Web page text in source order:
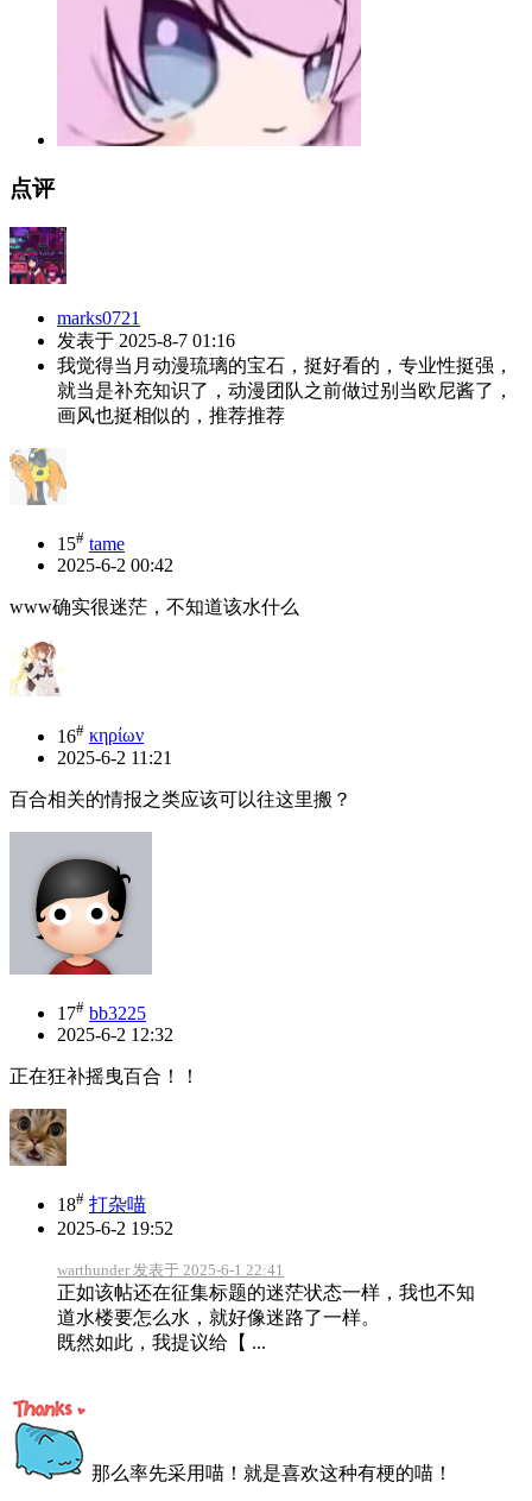
点评
marks0721
发表于 2025-8-7 01:16
我觉得当月动漫琉璃的宝石，挺好看的，专业性挺强，
就当是补充知识了，动漫团队之前做过别当欧尼酱了，
画风也挺相似的，推荐推荐
15# tame
2025-6-2 00:42
www确实很迷茫，不知道该水什么
16# κηρίων
2025-6-2 11:21
百合相关的情报之类应该可以往这里搬？
17# bb3225
2025-6-2 12:32
正在狂补摇曳百合！！
18# 打杂喵
2025-6-2 19:52
warthunder 发表于 2025-6-1 22:41
正如该帖还在征集标题的迷茫状态一样，我也不知
道水楼要怎么水，就好像迷路了一样。
既然如此，我提议给【 ...
那么率先采用喵！就是喜欢这种有梗的喵！